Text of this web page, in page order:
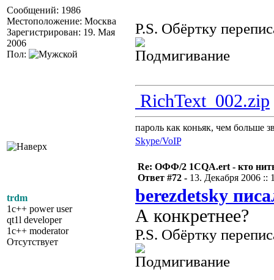
Сообщений: 1986
Местоположение: Москва
Зарегистрирован: 19. Мая
2006
Пол:
P.S. Обёртку
RichText_002.zip
пароль как коньяк, чем больше
Skype/VoIP
trdm
1c++ power user
qt1l developer
1c++ moderator
Отсутствует
Re: ОФФ/2 1CQA.ert - кто
Ответ #72 - 13. Декабря 2006 ::
berezdetsky
А конкретнее?
P.S. Обёртку